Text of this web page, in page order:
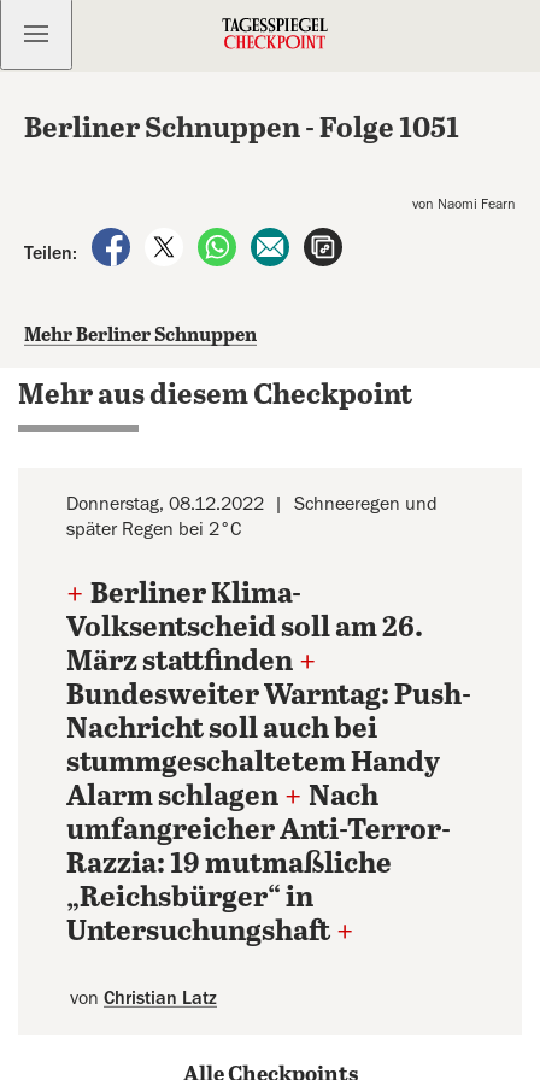
Kostenlos anmelden
Berliner Schnuppen - Folge 1051
von Naomi Fearn
Teilen:
auf Facebook teilen
auf X teilenper WhatsApp teilen
per E-Mail teilen
Mehr Berliner Schnuppen
Mehr aus diesem Checkpoint
Donnerstag, 08.12.2022
Schneeregen und
später Regen bei 2°C
+ Berliner Klima-
Volksentscheid soll am 26.
März stattfinden +
Bundesweiter Warntag: Push-
Nachricht soll auch bei
stummgeschaltetem Handy
Alarm schlagen + Nach
umfangreicher Anti-Terror-
Razzia: 19 mutmaßliche
„Reichsbürger“ in
Untersuchungshaft +
von Christian Latz
Alle Checkpoints